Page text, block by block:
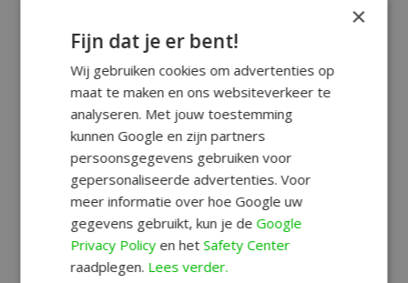
×
Fijn dat je er bent!
Wij gebruiken cookies om advertenties op
maat te maken en ons websiteverkeer te
analyseren. Met jouw toestemming
kunnen Google en zijn partners
persoonsgegevens gebruiken voor
gepersonaliseerde advertenties. Voor
meer informatie over hoe Google uw
gegevens gebruikt, kun je deGoogle
Privacy Policyen hetSafety Center
raadplegen. Lees verder.